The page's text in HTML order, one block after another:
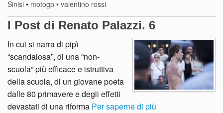
Sinisi • motogp • valentino rossi
I Post di Renato Palazzi. 6
In cui si narra di pipì
“scandalosa”, di una “non-
scuola” più efficace e istruttiva
della scuola, di un giovane poeta
dalle 80 primavere e degli effetti
devastati di una riforma Per saperne di più